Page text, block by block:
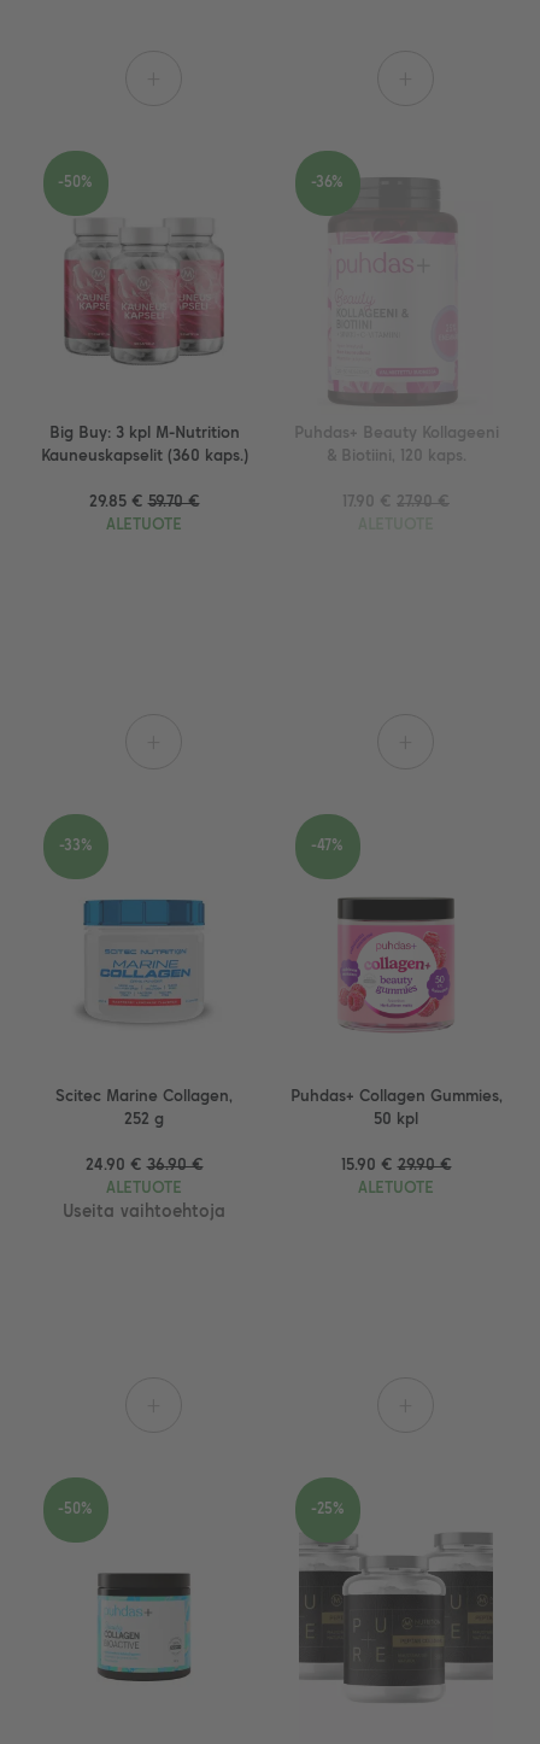
Big Buy: 3 kpl M-Nutrition
Kauneuskapselit (360 kaps.)
29.85 € 59.70 €
ALETUOTE
-50%
Puhdas+ Beauty Kollageeni
& Biotiini, 120 kaps.
17.90 € 27.90 €
-36%
Scitec Marine Collagen,
252 g
24.90 € 36.90 €
ALETUOTE
Useita vaihtoehtoja
-33%
Puhdas+ Collagen Gummies,
50 kpl
15.90 € 29.90 €
ALETUOTE
-47%
-50% -25%